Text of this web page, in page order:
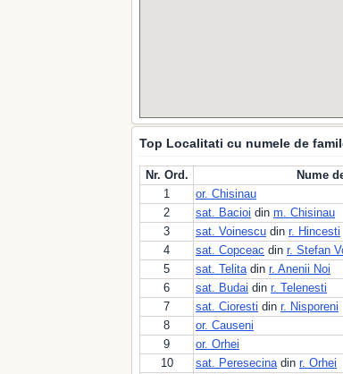
Top Localitati cu numele de
Nr. Ord. Nume
1
or. Chisinau
2
sat. Bacioi din m. Chisinau
3
sat. Voinescu din r. Hincesti
4
sat. Copceac din r. Stefan
5
sat. Telitadin r. Anenii Noi
6
sat. Budai din r. Telenesti
7
sat. Cioresti din r. Nisporeni
8
or. Causeni
9
or. Orhei
10
sat. Peresecinadin r. Orhei